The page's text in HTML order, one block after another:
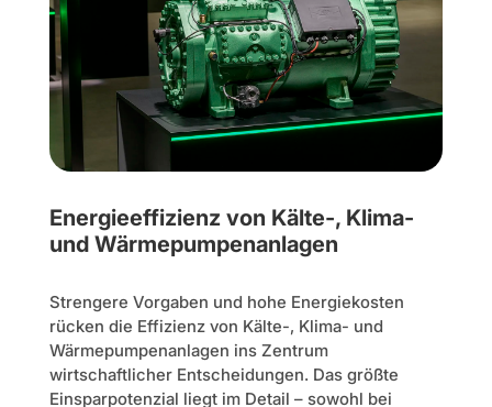
Energieeffizienz von Kälte-, Klima-
und Wärmepumpenanlagen
Strengere Vorgaben und hohe Energiekosten
rücken die Effizienz von Kälte-, Klima- und
Wärmepumpenanlagen ins Zentrum
wirtschaftlicher Entscheidungen. Das größte
Einsparpotenzial liegt im Detail – sowohl bei